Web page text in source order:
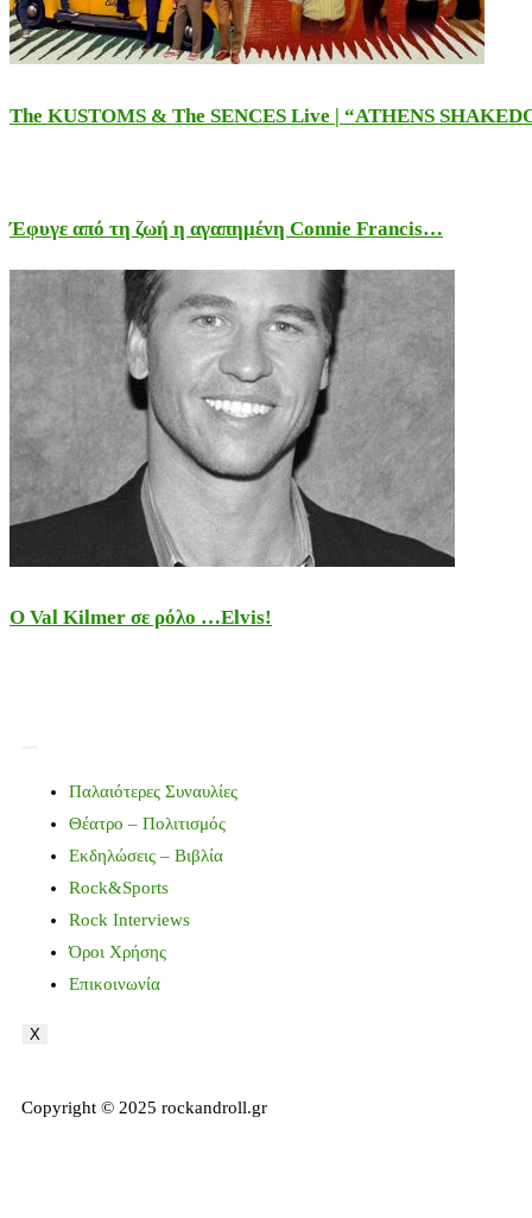
The KUSTOMS & The SENCES Live | “ATHENS
Έφυγε από τη ζωή η αγαπημένη Connie Francis…
Ο Val Kilmer σε ρόλο …Elvis!
Παλαιότερες Συναυλίες
Θέατρο – Πολιτισμός
Εκδηλώσεις – Βιβλία
Rock&Sports
Rock Interviews
Όροι Χρήσης
Επικοινωνία
X
Copyright © 2025 rockandroll.gr